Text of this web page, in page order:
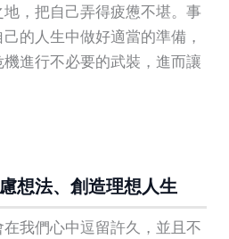
，把自己弄得疲憊不堪。事
的人生中做好適當的準備，
進行不必要的武裝，進而讓
想法、創造理想人生
我們心中逗留許久，並且不